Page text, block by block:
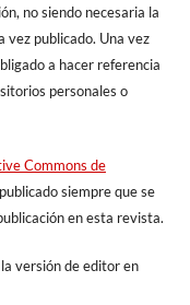
no siendo necesaria la
vez publicado. Una vez
a hacer referencia
personales o
Commons de
siempre que se
en esta revista.
versión de editor en